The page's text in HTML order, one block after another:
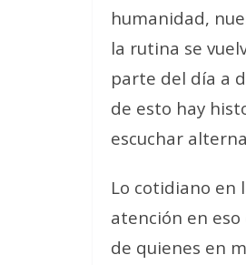
humanidad,
la rutina se
parte del día a
de esto hay
escuchar
Lo cotidiano en
atención en
de quienes en